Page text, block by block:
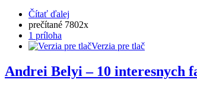
Čítať ďalej
prečítané 7802x
1 príloha
Verzia pre tlač
Andrei Belyi – 10 interesnych